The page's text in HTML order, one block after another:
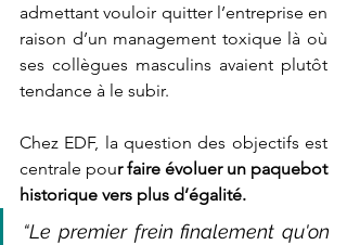
admettant vouloir quitter l’entreprise en
raison d’un management toxique là où
ses collègues masculins avaient plutôt
tendance à le subir.
Chez EDF, la question des objectifs est
centrale pour faire évoluer un paquebot
historique vers plus d’égalité.
“Le premier frein finalement qu'on